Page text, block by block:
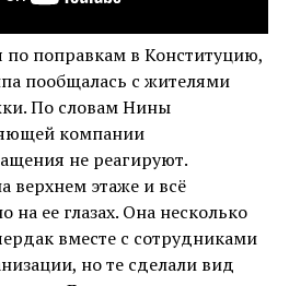
по поправкам в Конституцию,
пообщалась с жителями
По словам Нины
компании
не реагируют.
верхнем этаже и всё
на ее глазах. Она несколько
вместе с сотрудниками
но те сделали вид